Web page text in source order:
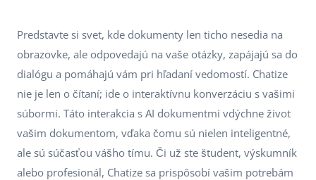
Predstavte si svet, kde dokumenty len ticho nesedia na
obrazovke, ale odpovedajú na vaše otázky, zapájajú sa do
dialógu a pomáhajú vám pri hľadaní vedomostí. Chatize
nie je len o čítaní; ide o interaktívnu konverzáciu s vašimi
súbormi. Táto interakcia s AI dokumentmi vdýchne život
vašim dokumentom, vďaka čomu sú nielen inteligentné,
ale sú súčasťou vášho tímu. Či už ste študent, výskumník
alebo profesionál, Chatize sa prispôsobí vašim potrebám